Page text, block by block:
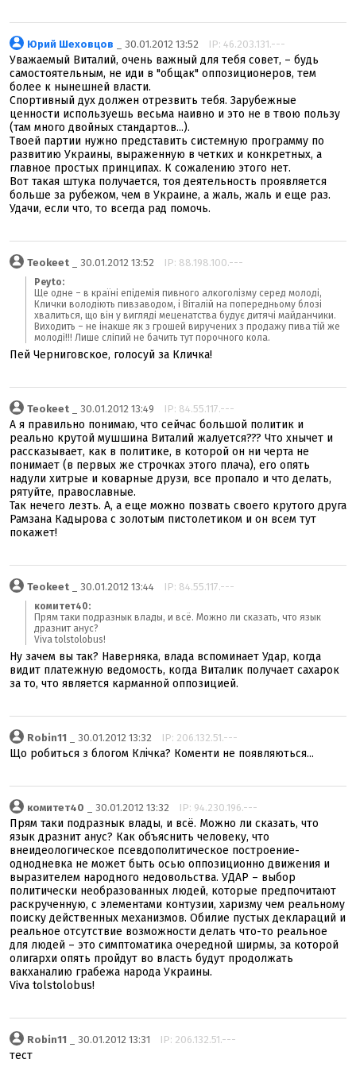
Юрий Шеховцов _ 30.01.2012 13:52 IP: 46.203.131.---
Уважаемый Виталий, очень важный для тебя совет, – будь
самостоятельным, не иди в "общак" оппозиционеров, тем
более к нынешней власти.
Спортивный дух должен отрезвить тебя. Зарубежные
ценности используешь весьма наивно и это не в твою пользу
(там много двойных стандартов...).
Твоей партии нужно представить системную программу по
развитию Украины, выраженную в четких и конкретных, а
главное простых принципах. К сожалению этого нет.
Вот такая штука получается, тоя деятельность проявляется
больше за рубежом, чем в Украине, а жаль, жаль и еще раз.
Удачи, если что, то всегда рад помочь.
Teokeet _ 30.01.2012 13:52 IP: 88.198.100.---
Peyto:
Ще одне – в країні епідемія пивного алкоголізму серед молоді,
Клички володіють пивзаводом, і Віталій на попередньому блозі
хвалиться, що він у вигляді меценатства будує дитячі майданчики.
Виходить – не інакше як з грошей виручених з продажу пива тій же
молоді!!! Лише сліпий не бачить тут порочного кола.
Пей Черниговское, голосуй за Кличка!
Teokeet _ 30.01.2012 13:49 IP: 84.55.117.---
А я правильно понимаю, что сейчас большой политик и
реально крутой мушшина Виталий жалуется??? Что хнычет и
рассказывает, как в политике, в которой он ни черта не
понимает (в первых же строчках этого плача), его опять
надули хитрые и коварные друзи, все пропало и что делать,
рятуйте, православные.
Так нечего лезть. А, а еще можно позвать своего крутого друга
Рамзана Кадырова с золотым пистолетиком и он всем тут
покажет!
Teokeet _ 30.01.2012 13:44 IP: 84.55.117.---
комитет40:
Прям таки подразнык влады, и всё. Можно ли сказать, что язык
дразнит анус?
Viva tolstolobus!
Ну зачем вы так? Наверняка, влада вспоминает Удар, когда
видит платежную ведомость, когда Виталик получает сахарок
за то, что является карманной оппозицией.
Robin11 _ 30.01.2012 13:32 IP: 206.132.51.---
Що робиться з блогом Клічка? Коменти не появляються...
комитет40 _ 30.01.2012 13:32 IP: 94.230.196.---
Прям таки подразнык влады, и всё. Можно ли сказать, что
язык дразнит анус? Как объяснить человеку, что
внеидеологическое псевдополитическое построение-
однодневка не может быть осью оппозиционно движения и
выразителем народного недовольства. УДАР – выбор
политически необразованных людей, которые предпочитают
раскрученную, с элементами контузии, харизму чем реальному
поиску действенных механизмов. Обилие пустых деклараций и
реальное отсутствие возможности делать что-то реальное
для людей – это симптоматика очередной ширмы, за которой
олигархи опять пройдут во власть будут продолжать
вакханалию грабежа народа Украины.
Viva tolstolobus!
Robin11 _ 30.01.2012 13:31 IP: 206.132.51.---
тест